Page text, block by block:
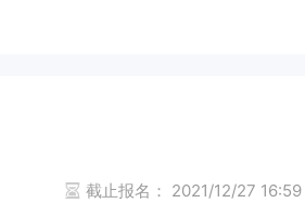
截止报名： 2021/12/27 16:59